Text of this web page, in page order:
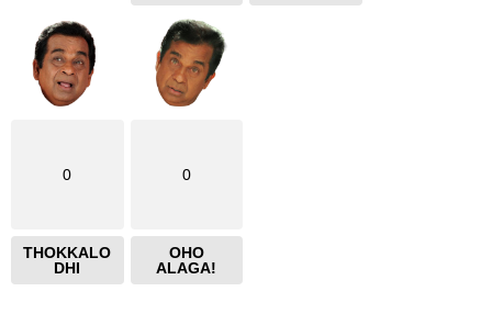
0
THOKKALO
DHI
0
OHO
ALAGA!